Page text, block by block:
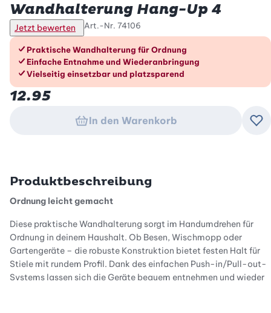
Wandhalterung Hang-Up 4
Jetzt bewerten Art.-Nr. 74106
Die Vorteile im Überblick
Praktische Wandhalterung für Ordnung
Einfache Entnahme und Wiederanbringung
Vielseitig einsetzbar und platzsparend
12.95
In den Warenkorb
Produktbeschreibung
Ordnung leicht gemacht
Diese praktische Wandhalterung sorgt im Handumdrehen für
Ordnung in deinem Haushalt. Ob Besen, Wischmopp oder
Gartengeräte – die robuste Konstruktion bietet festen Halt für
Stiele mit rundem Profil. Dank des einfachen Push-in/Pull-out-
Systems lassen sich die Geräte bequem entnehmen und wieder